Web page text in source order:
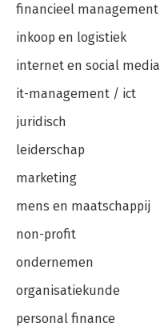
financieel management
inkoop en logistiek
internet en social media
it-management / ict
juridisch
leiderschap
marketing
mens en maatschappij
non-profit
ondernemen
organisatiekunde
personal finance